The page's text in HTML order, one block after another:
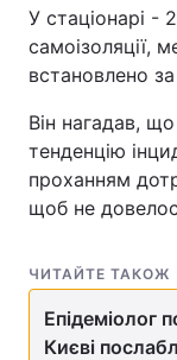
У стаціонарі -
самоізоляції,
встановлено
Він нагадав,
тенденцію
проханням
щоб не
ЧИТАЙТЕ ТАКОЖ
Епідеміолог
Києві